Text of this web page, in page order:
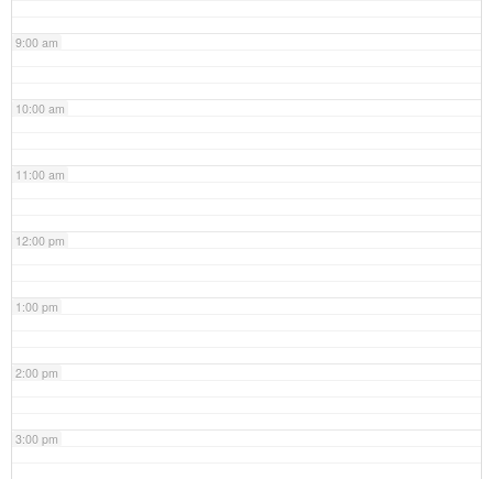
9:00 am
10:00 am
11:00 am
12:00 pm
1:00 pm
2:00 pm
3:00 pm